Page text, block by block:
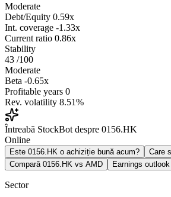
Moderate
Debt/Equity 0.59x
Int. coverage -1.33x
Current ratio 0.86x
Stability
43 /100
Moderate
Beta -0.65x
Profitable years 0
Rev. volatility 8.51%
Întreabă StockBot despre 0156.HK
Online
Este 0156.HK o achiziție bună acum?
Care
Compară 0156.HK vs AMD
Earnings
Sector